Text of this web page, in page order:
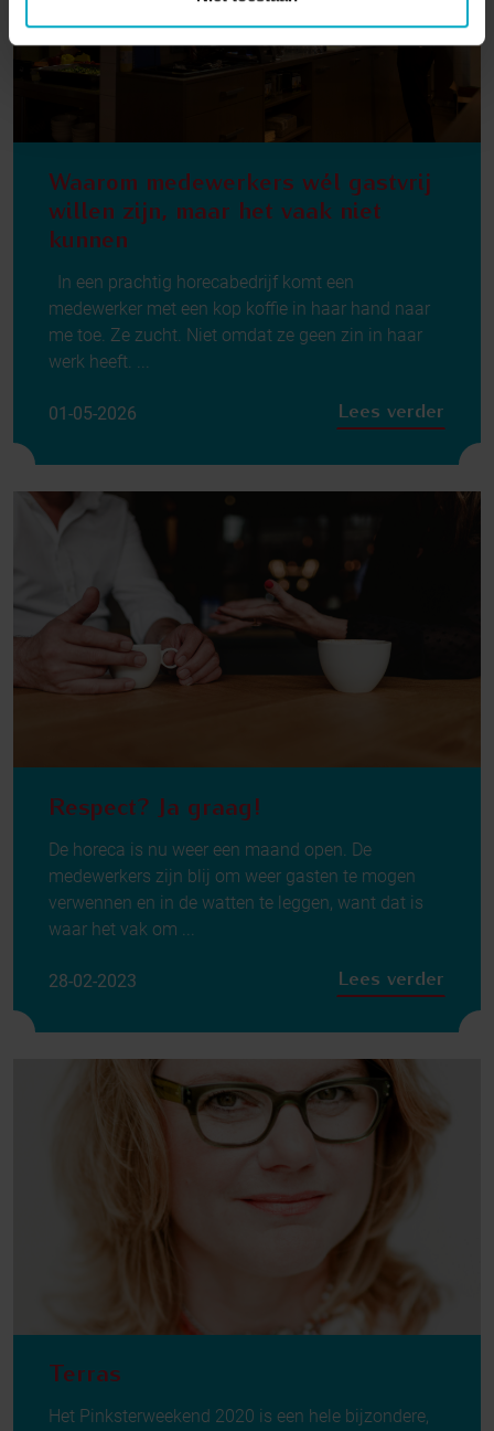
Waarom medewerkers wél gastvrij
willen zijn, maar het vaak niet
kunnen
In een prachtig horecabedrijf komt een
medewerker met een kop koffie in haar hand naar
me toe. Ze zucht. Niet omdat ze geen zin in haar
werk heeft. ...
01-05-2026 Lees verder
Respect? Ja graag!
De horeca is nu weer een maand open. De
medewerkers zijn blij om weer gasten te mogen
verwennen en in de watten te leggen, want dat is
waar het vak om ...
28-02-2023 Lees verder
Terras
Het Pinksterweekend 2020 is een hele bijzondere,